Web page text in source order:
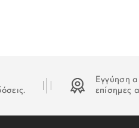
Εγγύηση
επίσημες